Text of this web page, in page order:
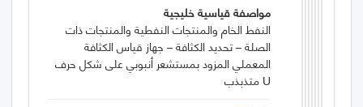
مواصفة قياسية خليجية
النفط الخام والمنتجات النفطية والمنتجات ذات
الصلة – تحديد الكثافة – جهاز قياس الكثافة
المعملي المزود بمستشعر أنبوبي على شكل حرف
U متذبذب